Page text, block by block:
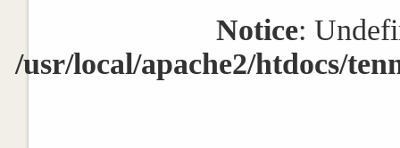
Notice:
/usr/local/apache2/htdocs/